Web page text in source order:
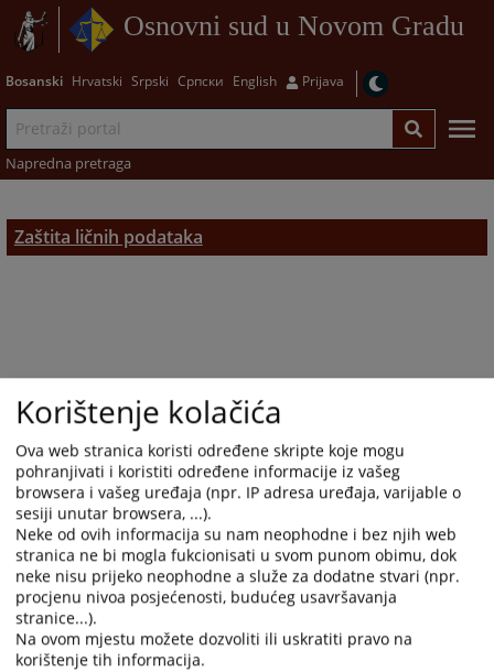
Osnovni sud u Novom Gradu
Bosanski Hrvatski Srpski Српски English Prijava
Napredna pretraga
Zaštita ličnih podataka
Korištenje kolačića
Ova web stranica koristi određene skripte koje mogu
pohranjivati i koristiti određene informacije iz vašeg
browsera i vašeg uređaja (npr. IP adresa uređaja, varijable o
sesiji unutar browsera, ...).
Neke od ovih informacija su nam neophodne i bez njih web
stranica ne bi mogla fukcionisati u svom punom obimu, dok
neke nisu prijeko neophodne a služe za dodatne stvari (npr.
procjenu nivoa posjećenosti, budućeg usavršavanja
stranice...).
Na ovom mjestu možete dozvoliti ili uskratiti pravo na
korištenje tih informacija.